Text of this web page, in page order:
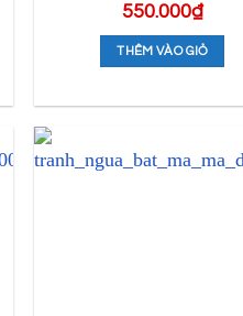
550.000₫
THÊM VÀO GIỎ